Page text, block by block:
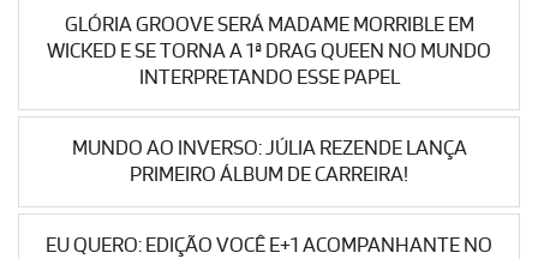
GLÓRIA GROOVE SERÁ MADAME MORRIBLE EM
WICKED E SE TORNA A 1ª DRAG QUEEN NO MUNDO
INTERPRETANDO ESSE PAPEL
MUNDO AO INVERSO: JÚLIA REZENDE LANÇA
PRIMEIRO ÁLBUM DE CARREIRA!
EU QUERO: EDIÇÃO VOCÊ E+1 ACOMPANHANTE NO